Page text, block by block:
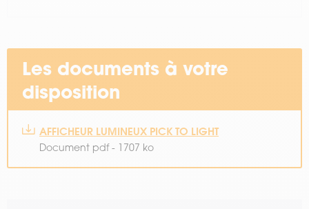
Les documents à votre
disposition
AFFICHEUR LUMINEUX PICK TO LIGHT
Document pdf - 1707 ko